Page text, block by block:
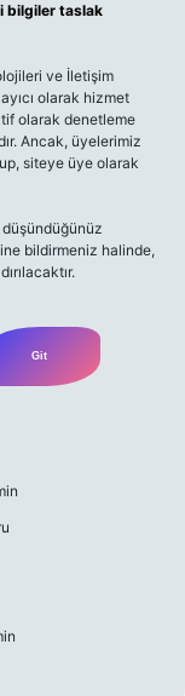
bilgiler taslak
ve İletişim
olarak hizmet
olarak denetleme
Ancak, üyelerimiz
siteye üye olarak
bildirmeniz halinde,